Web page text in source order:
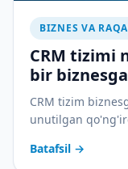
BIZNES VA
CRM tizimi
bir
CRM tizim
unutilgan
Batafsil →